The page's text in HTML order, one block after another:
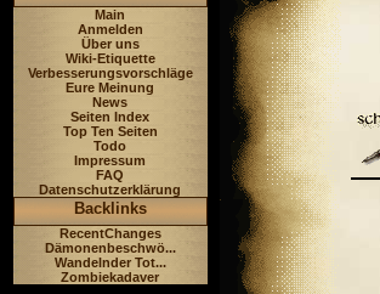
Main
Anmelden
Über uns
Wiki-Etiquette
Verbesserungsvorschläge
Eure Meinung
News
Seiten Index
Top Ten Seiten
Todo
Impressum
FAQ
Datenschutzerklärung
Backlinks
RecentChanges
Dämonenbeschwö...
Wandelnder Tot...
Zombiekadaver